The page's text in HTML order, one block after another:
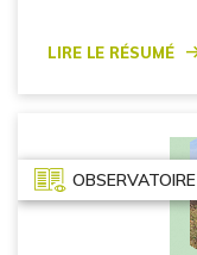
Lire le résumé
OBSERVATOIRE